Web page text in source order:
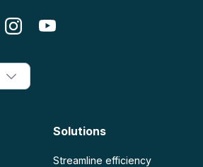
Solutions
Streamline efficiency